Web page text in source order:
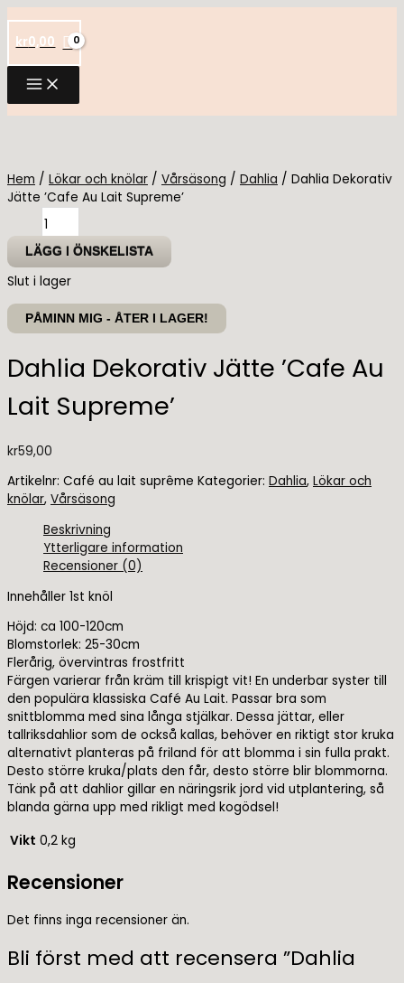
till
innehåll
kr0,00
Hem / Lökar och knölar / Vårsäsong / Dahlia / Dahlia Dekorativ
Jätte ’Cafe Au Lait Supreme’
Dekorativ
Jätte
'Cafe
Au
Lait
Supreme'
LÄGG I ÖNSKELISTA
Slut i lager
PÅMINN MIG - ÅTER I LAGER!
Dahlia Dekorativ Jätte ’Cafe Au
Lait Supreme’
kr59,00
Artikelnr: Café au lait suprême Kategorier: Dahlia, Lökar och
knölar, Vårsäsong
Beskrivning
Ytterligare information
Recensioner (0)
Innehåller 1st knöl
Höjd: ca 100-120cm
Blomstorlek: 25-30cm
Flerårig, övervintras frostfritt
Färgen varierar från kräm till krispigt vit! En underbar syster till
den populära klassiska Café Au Lait. Passar bra som
snittblomma med sina långa stjälkar. Dessa jättar, eller
tallriksdahlior som de också kallas, behöver en riktigt stor kruka
alternativt planteras på friland för att blomma i sin fulla prakt.
Desto större kruka/plats den får, desto större blir blommorna.
Tänk på att dahlior gillar en näringsrik jord vid utplantering, så
blanda gärna upp med rikligt med kogödsel!
Vikt 0,2 kg
Recensioner
Det finns inga recensioner än.
Bli först med att recensera ”Dahlia